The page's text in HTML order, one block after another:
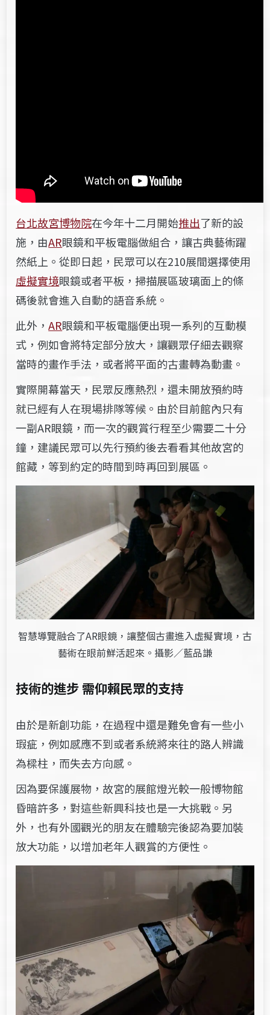
台北故宮博物院在今年十二月開始推出了新的設
施，由AR眼鏡和平板電腦做組合，讓古典藝術躍
然紙上。從即日起，民眾可以在210展間選擇使用
虛擬實境眼鏡或者平板，掃描展區玻璃面上的條
碼後就會進入自動的語音系統。
此外，AR眼鏡和平板電腦便出現一系列的互動模
式，例如會將特定部分放大，讓觀眾仔細去觀察
當時的畫作手法，或者將平面的古畫轉為動畫。
實際開幕當天，民眾反應熱烈，還未開放預約時
就已經有人在現場排隊等候。由於目前館內只有
一副AR眼鏡，而一次的觀賞行程至少需要二十分
鐘，建議民眾可以先行預約後去看看其他故宮的
館藏，等到約定的時間到時再回到展區。
智慧導覽融合了AR眼鏡，讓整個古畫進入虛擬實境，古
藝術在眼前鮮活起來。攝影／藍品謙
技術的進步 需仰賴民眾的支持
由於是新創功能，在過程中還是難免會有一些小
瑕疵，例如感應不到或者系統將來往的路人辨識
為樑柱，而失去方向感。
因為要保護展物，故宮的展館燈光較一般博物館
昏暗許多，對這些新興科技也是一大挑戰。另
外，也有外國觀光的朋友在體驗完後認為要加裝
放大功能，以增加老年人觀賞的方便性。